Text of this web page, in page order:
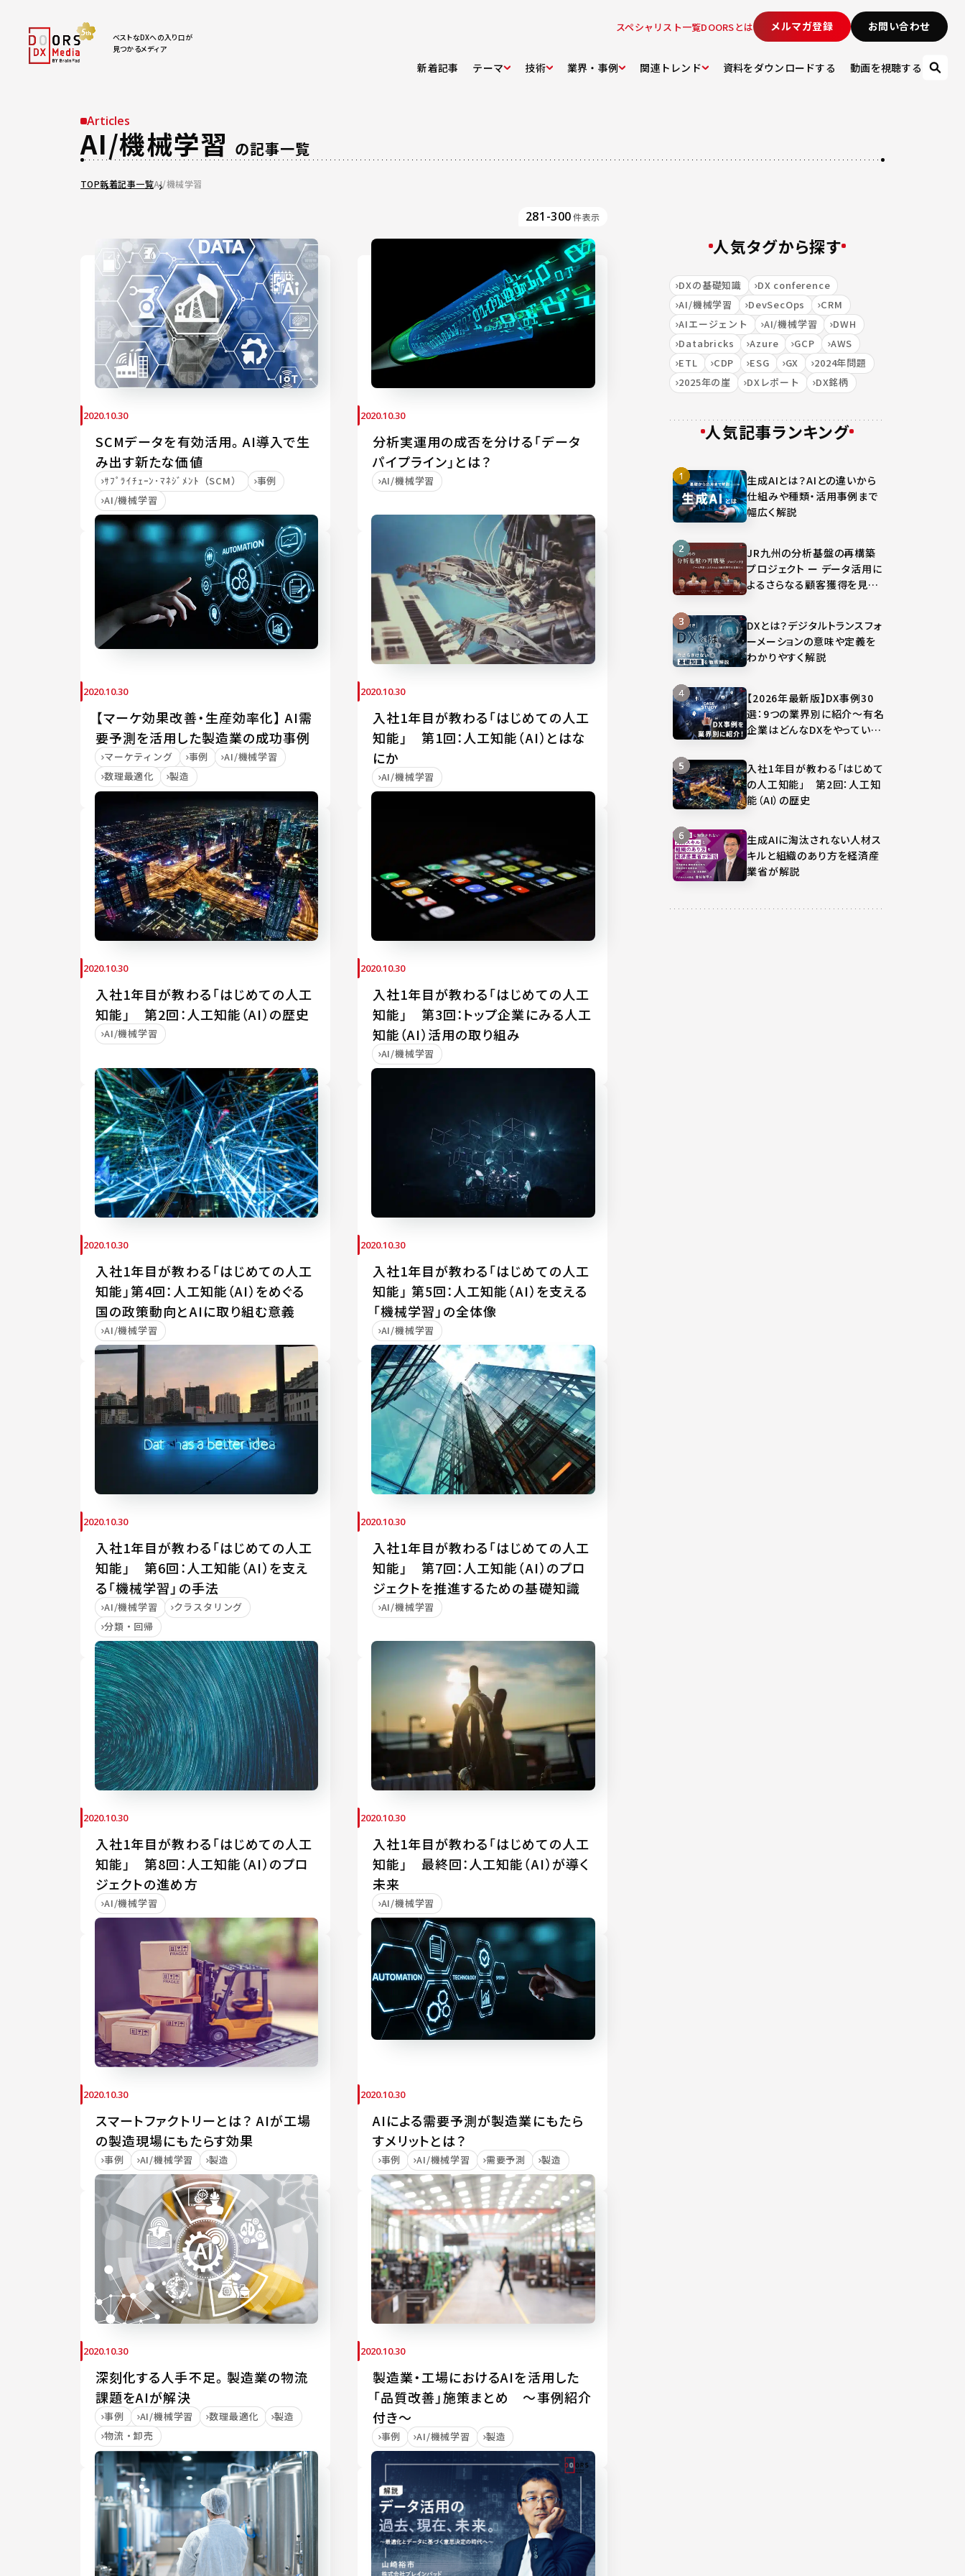
ベストなDXへの入り口が
見つかるメディア
スペシャリスト一覧DOORSとは メルマガ登録 お問い合わせ
新着記事 テーマ 技術 業界・事例 関連トレンド 資料をダウンロードする 動画を視聴する
Articles
AI/機械学習 の記事一覧
TOP新着記事一覧AI/機械学習
281-300件表示
2020.10.30
SCMデータを有効活用。AI導入で生
み出す新たな価値
ｻﾌﾟﾗｲﾁｪｰﾝ･ﾏﾈｼﾞﾒﾝﾄ（SCM）
事例
AI/機械学習
2020.10.30
分析実運用の成否を分ける「データ
パイプライン」とは？
AI/機械学習
2020.10.30
【マーケ効果改善・生産効率化】 AI需
要予測を活用した製造業の成功事例
マーケティング 事例
AI/機械学習
数理最適化
製造
2020.10.30
入社1年目が教わる「はじめての人工
知能」 第1回：人工知能（AI）とはな
にか
AI/機械学習
2020.10.30
入社1年目が教わる「はじめての人工
知能」 第2回：人工知能（AI）の歴史
AI/機械学習
2020.10.30
入社1年目が教わる「はじめての人工
知能」 第3回：トップ企業にみる人工
知能（AI）活用の取り組み
AI/機械学習
2020.10.30
入社1年目が教わる「はじめての人工
知能」第4回：人工知能（AI）をめぐる
国の政策動向とAIに取り組む意義
AI/機械学習
2020.10.30
入社1年目が教わる「はじめての人工
知能」 第5回：人工知能（AI）を支える
「機械学習」の全体像
AI/機械学習
2020.10.30
入社1年目が教わる「はじめての人工
知能」 第6回：人工知能（AI）を支え
る「機械学習」の手法
AI/機械学習
クラスタリング
分類・回帰
2020.10.30
入社1年目が教わる「はじめての人工
知能」 第7回：人工知能（AI）のプロ
ジェクトを推進するための基礎知識
AI/機械学習
2020.10.30
入社1年目が教わる「はじめての人工
知能」 第8回：人工知能（AI）のプロ
ジェクトの進め方
AI/機械学習
2020.10.30
入社1年目が教わる「はじめての人工
知能」 最終回：人工知能（AI）が導く
未来
AI/機械学習
2020.10.30
スマートファクトリーとは？ AIが工場
の製造現場にもたらす効果
事例 AI/機械学習 製造
2020.10.30
AIによる需要予測が製造業にもたら
すメリットとは？
事例 AI/機械学習 需要予測 製造
2020.10.30
深刻化する人手不足。製造業の物流
課題をAIが解決
事例 AI/機械学習 数理最適化
製造
物流・卸売
2020.10.30
製造業・工場におけるAIを活用した
「品質改善」施策まとめ ～事例紹介
付き～
事例 AI/機械学習 製造
人気タグから探す
DXの基礎知識
DX conference
AI/機械学習
DevSecOps
CRM
AIエージェント
AI/機械学習
DWH
Databricks
Azure GCP
AWS
ETL
CDP ESG GX
2024年問題
2025年の崖
DXレポート DX銘柄
人気記事ランキング
生成AIとは？AIとの違いから
仕組みや種類・活用事例まで
幅広く解説
JR九州の分析基盤の再構築
プロジェクト ー データ活用に
よるさらなる顧客獲得を見据
DXとは？デジタルトランスフォ
ーメーションの意味や定義を
わかりやすく解説
【2026年最新版】DX事例30
選：9つの業界別に紹介～有名
企業はどんなDXをやってい
入社1年目が教わる「はじめて
の人工知能」 第2回：人工知
能（AI）の歴史
生成AIに淘汰されない人材ス
キルと組織のあり方を経済産
業省が解説